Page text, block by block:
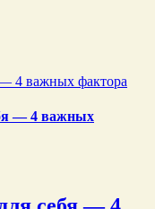
— 4 важных фактора
— 4 важных